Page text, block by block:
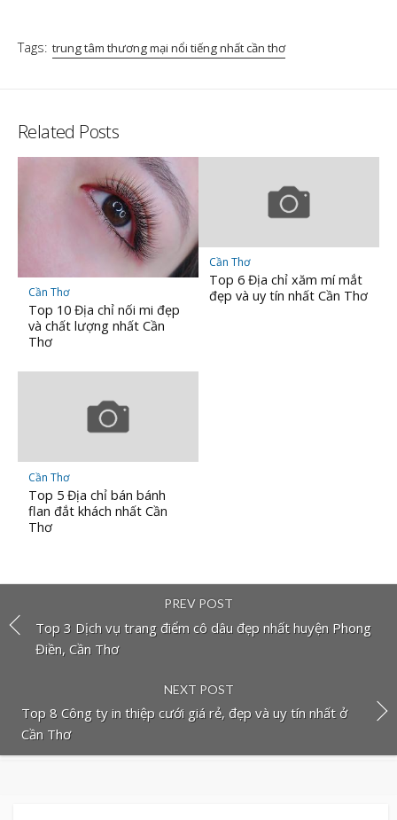
Tags: trung tâm thương mại nổi tiếng nhất cần thơ
Related Posts
Cần Thơ
Top 10 Địa chỉ nối mi đẹp
và chất lượng nhất Cần
Thơ
Cần Thơ
Top 6 Địa chỉ xăm mí mắt
đẹp và uy tín nhất Cần Thơ
Cần Thơ
Top 5 Địa chỉ bán bánh
flan đắt khách nhất Cần
Thơ
PREV POST
Top 3 Dịch vụ trang điểm cô dâu đẹp nhất huyện Phong
Điền, Cần Thơ
NEXT POST
Top 8 Công ty in thiệp cưới giá rẻ, đẹp và uy tín nhất ở
Cần Thơ